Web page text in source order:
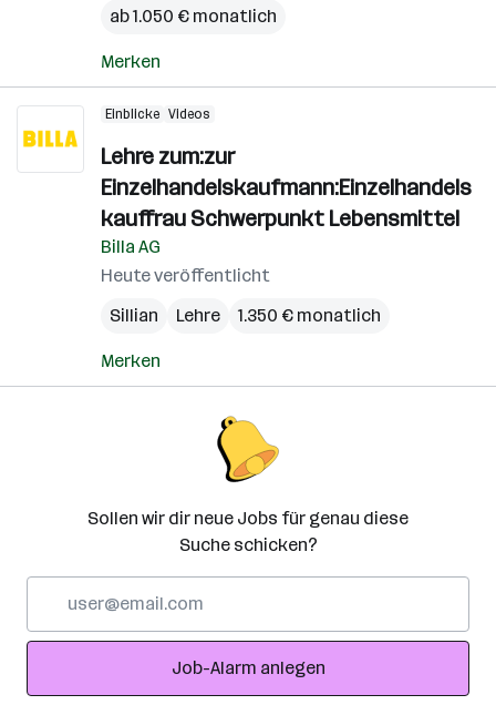
ab 1.050 € monatlich
Merken
Einblicke Videos
Lehre zum:zur
Einzelhandelskaufmann:Einzelhandels
kauffrau Schwerpunkt Lebensmittel
Billa AG
Heute veröffentlicht
Sillian
Lehre 1.350 € monatlich
Merken
Sollen wir dir neue Jobs für genau diese
Suche schicken?
Adresse
Job-Alarm anlegen